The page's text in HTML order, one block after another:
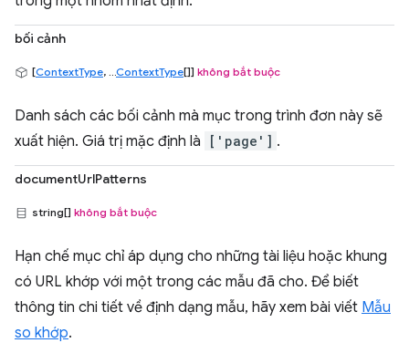
bối cảnh
[ContextType, ...ContextType[]] không bắt buộc
Danh sách các bối cảnh mà mục trong trình đơn này sẽ
xuất hiện. Giá trị mặc định là
['page'] .
documentUrlPatterns
string[] không bắt buộc
Hạn chế mục chỉ áp dụng cho những tài liệu hoặc khung
có URL khớp với một trong các mẫu đã cho. Để biết
thông tin chi tiết về định dạng mẫu, hãy xem bài viết Mẫu
so khớp.